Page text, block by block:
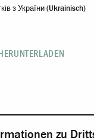
з України (Ukrainisch)
zu